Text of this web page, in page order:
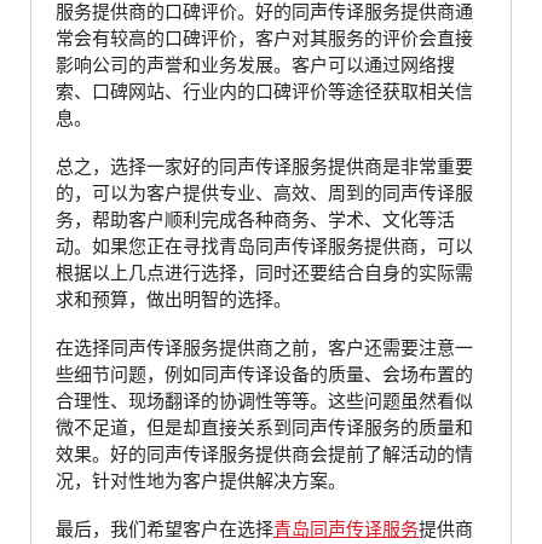
服务提供商的口碑评价。好的同声传译服务提供商通
常会有较高的口碑评价，客户对其服务的评价会直接
影响公司的声誉和业务发展。客户可以通过网络搜
索、口碑网站、行业内的口碑评价等途径获取相关信
息。
总之，选择一家好的同声传译服务提供商是非常重要
的，可以为客户提供专业、高效、周到的同声传译服
务，帮助客户顺利完成各种商务、学术、文化等活
动。如果您正在寻找青岛同声传译服务提供商，可以
根据以上几点进行选择，同时还要结合自身的实际需
求和预算，做出明智的选择。
在选择同声传译服务提供商之前，客户还需要注意一
些细节问题，例如同声传译设备的质量、会场布置的
合理性、现场翻译的协调性等等。这些问题虽然看似
微不足道，但是却直接关系到同声传译服务的质量和
效果。好的同声传译服务提供商会提前了解活动的情
况，针对性地为客户提供解决方案。
最后，我们希望客户在选择青岛同声传译服务提供商